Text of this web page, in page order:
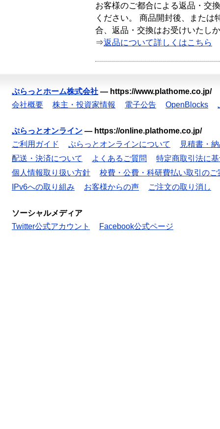
お客様のご都合による返品・交
ください。 商品開封後、または
合、返品・交換はお受けいたし
⇒返品について詳しくはこちら
ぷらっとホーム株式会社 — https://www.plathome.co.jp/
会社概要
株主・投資家情報 電子公告 OpenBlocks
ぷらっとオンライン — https://online.plathome.co.jp/
ご利用ガイド
ぷらっとオンラインについて
見積書・
配送・決済について
よくあるご質問
特定商取引法に
個人情報取り扱い方針
校費・公費・科研費払い取引のご
IPv6への取り組み
お客様からの声 ご注文の取り消し
ソーシャルメディア
Twitter公式アカウント
Facebook公式ページ